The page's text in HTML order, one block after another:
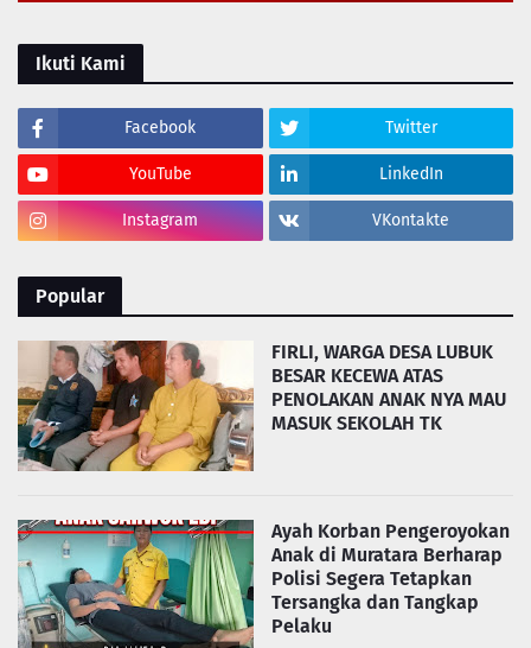
Ikuti Kami
Facebook Twitter
YouTube LinkedIn
Instagram VKontakte
Popular
FIRLI, WARGA DESA LUBUK
BESAR KECEWA ATAS
PENOLAKAN ANAK NYA MAU
MASUK SEKOLAH TK
Ayah Korban Pengeroyokan
Anak di Muratara Berharap
Polisi Segera Tetapkan
Tersangka dan Tangkap
Pelaku